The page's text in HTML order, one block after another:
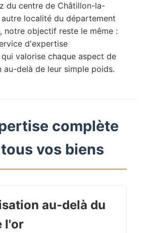
du centre de Châtillon-la-
localité du département
notre objectif reste le même :
d'expertise
valorise chaque aspect de
au-delà de leur simple poids.
complète
vos biens
au-delà du
l'or